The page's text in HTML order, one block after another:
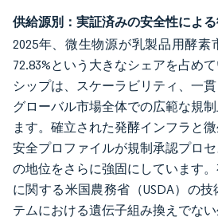
供給源別：実証済みの安全性によ
2025年、微生物源が乳製品用酵素
72.83%という大きなシェアを占め
シップは、スケーラビリティ、一貫
グローバル市場全体での広範な規
ます。確立された発酵インフラと
安全プロファイルが規制承認プロ
の地位をさらに強固にしています
に関する米国農務省（USDA）の
テムにおける遺伝子組み換えでな